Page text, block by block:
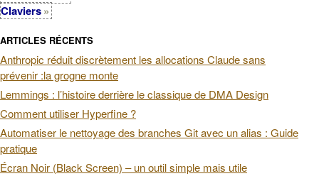
Claviers
ARTICLES RÉCENTS
Anthropic réduit discrètement les allocations Claude sans
prévenir :la grogne monte
Lemmings : l’histoire derrière le classique de DMA Design
Comment utiliser Hyperfine ?
Automatiser le nettoyage des branches Git avec un alias : Guide
pratique
Écran Noir (Black Screen) – un outil simple mais utile